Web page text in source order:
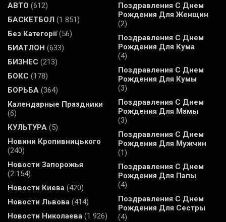
АВТО (612)
БАСКЕТБОЛ (1 851)
Без Категорії(56)
БИАТЛОН (633)
БИЗНЕС (213)
БОКС (178)
БОРЬБА (364)
Календарные Праздники
(6)
КУЛЬТУРА (5)
Новини Кропивницького
(240)
Новости Запорожья
(2 154)
Новости Киева (420)
Новости Львова (414)
Новости Николаева (1 926)
Поздравления С Днем
Рождения Для Женщин
(2)
Поздравления С Днем
Рождения Для Кума
(4)
Поздравления С Днем
Рождения Для Кумы
(3)
Поздравления С Днем
Рождения Для Мамы
(3)
Поздравления С Днем
Рождения Для Мужчин
(1)
Поздравления С Днем
Рождения Для Папы
(4)
Поздравления С Днем
Рождения Для Сестры
(4)